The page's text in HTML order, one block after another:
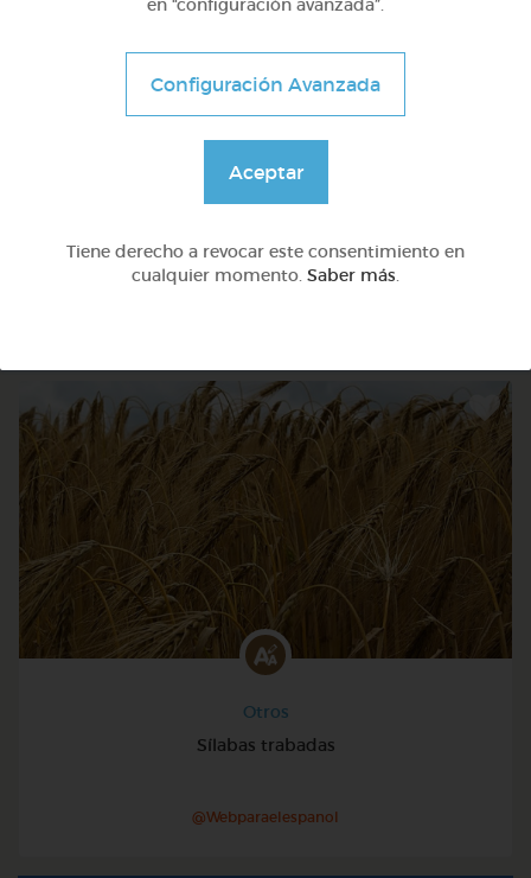
La función de nutrición: el aparato excretor
Otros
Sílabas trabadas
@Webparaelespanol
en “configuración avanzada”.
Configuración Avanzada
Aceptar
Tiene derecho a revocar este consentimiento en
cualquier momento. Saber más.